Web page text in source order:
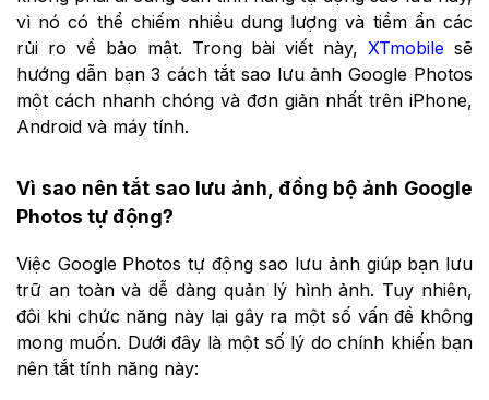
vì nó có thể chiếm nhiều dung lượng và tiềm ẩn các
rủi ro về bảo mật. Trong bài viết này, XTmobile sẽ
hướng dẫn bạn 3 cách tắt sao lưu ảnh Google Photos
một cách nhanh chóng và đơn giản nhất trên iPhone,
Android và máy tính.
Vì sao nên tắt sao lưu ảnh, đồng bộ ảnh Google
Photos tự động?
Việc Google Photos tự động sao lưu ảnh giúp bạn lưu
trữ an toàn và dễ dàng quản lý hình ảnh. Tuy nhiên,
đôi khi chức năng này lại gây ra một số vấn đề không
mong muốn. Dưới đây là một số lý do chính khiến bạn
nên tắt tính năng này: